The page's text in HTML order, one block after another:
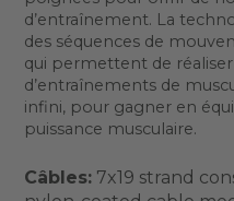
d’entraînement. La
des séquences de
qui permettent de
d’entraînements de
infini, pour gagner en
puissance musculaire.
Câbles:7x19 strand